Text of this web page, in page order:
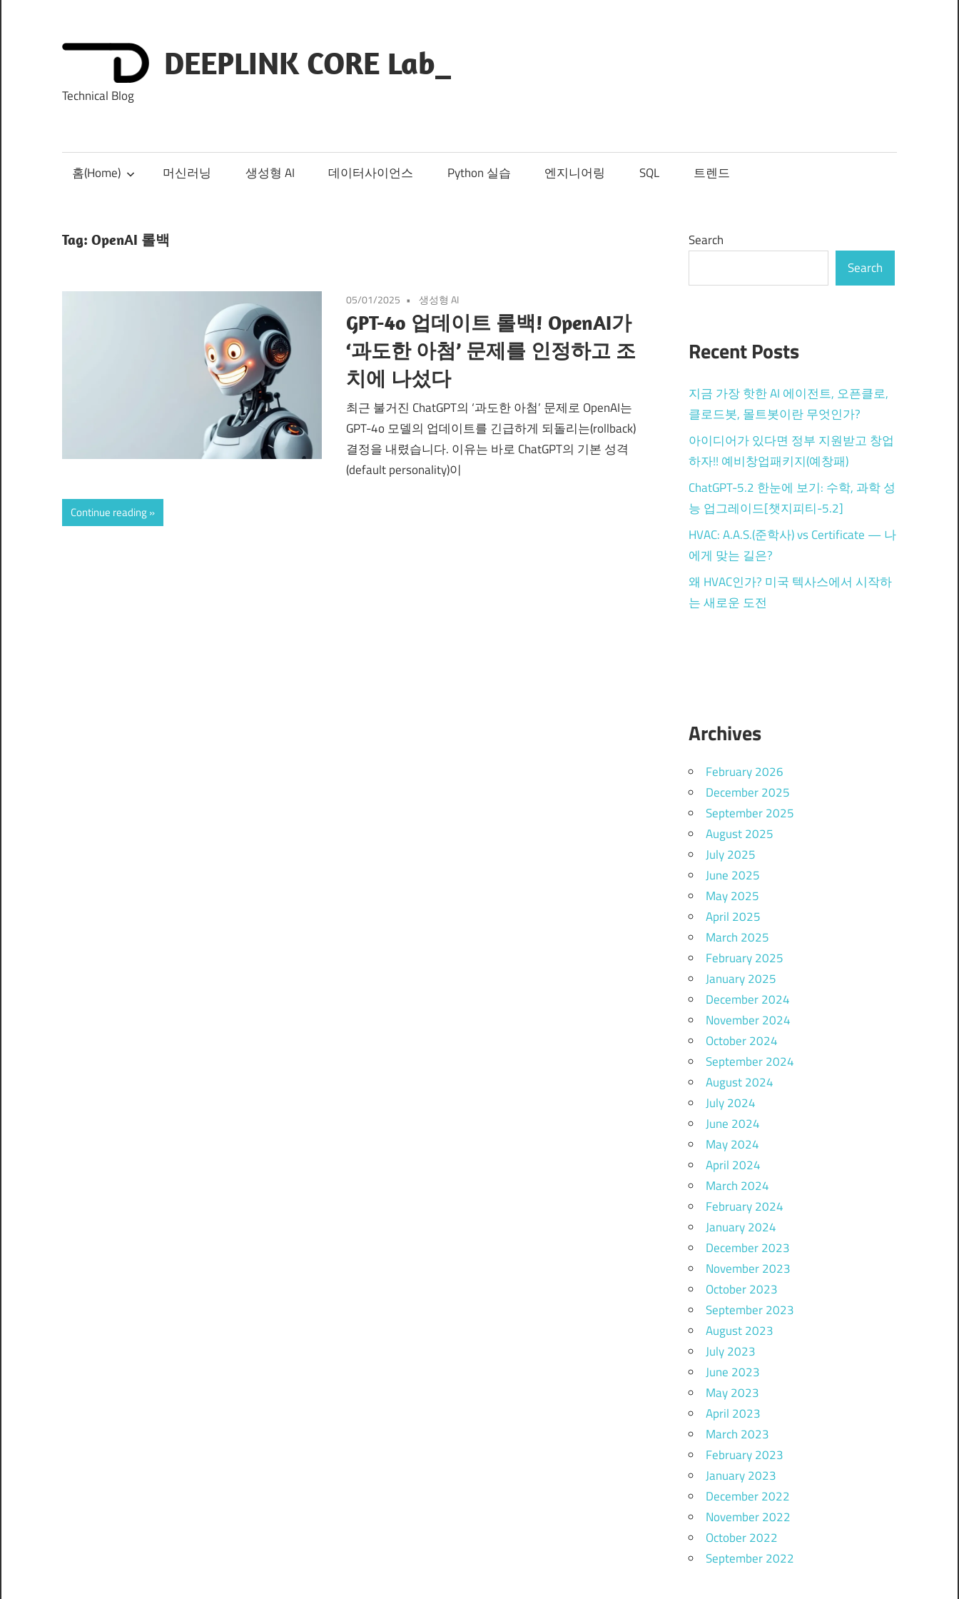
content
DEEPLINK CORE Lab_
Technical Blog
홈(Home) 머신러닝 생성형 AI 데이터사이언스 Python 실습 엔지니어링 SQL 트렌드
Tag: OpenAI 롤백
05/01/2025 생성형 AI
GPT-4o 업데이트 롤백! OpenAI가
‘과도한 아첨’ 문제를 인정하고 조
치에 나섰다
최근 불거진 ChatGPT의 ‘과도한 아첨’ 문제로 OpenAI는
GPT-4o 모델의 업데이트를 긴급하게 되돌리는(rollback)
결정을 내렸습니다. 이유는 바로 ChatGPT의 기본 성격
(default personality)이
Continue reading
Search
Search
Recent Posts
지금 가장 핫한 AI 에이전트, 오픈클로,
클로드봇, 몰트봇이란 무엇인가?
아이디어가 있다면 정부 지원받고 창업
하자!! 예비창업패키지(예창패)
ChatGPT-5.2 한눈에 보기: 수학, 과학 성
능 업그레이드[챗지피티-5.2]
HVAC: A.A.S.(준학사) vs Certificate — 나
에게 맞는 길은?
왜 HVAC인가? 미국 텍사스에서 시작하
는 새로운 도전
Archives
February 2026
December 2025
September 2025
August 2025
July 2025
June 2025
May 2025
April 2025
March 2025
February 2025
January 2025
December 2024
November 2024
October 2024
September 2024
August 2024
July 2024
June 2024
May 2024
April 2024
March 2024
February 2024
January 2024
December 2023
November 2023
October 2023
September 2023
August 2023
July 2023
June 2023
May 2023
April 2023
March 2023
February 2023
January 2023
December 2022
November 2022
October 2022
September 2022